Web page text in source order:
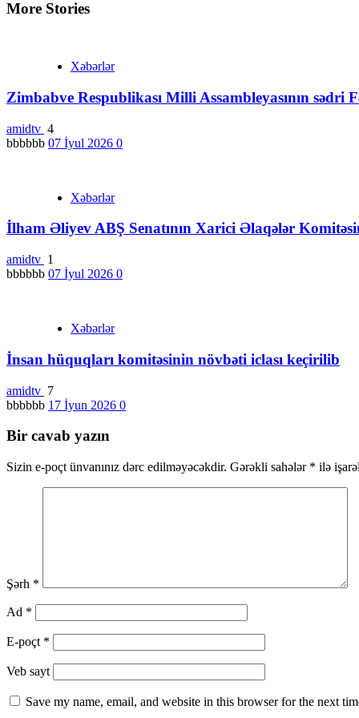
More Stories
Xəbərlər
Zimbabve Respublikası Milli Assambleyasının sədri
amidtv 4
bbbbbb 07 İyul 2026 0
Xəbərlər
İlham Əliyev ABŞ Senatının Xarici Əlaqələr
amidtv 1
bbbbbb 07 İyul 2026 0
Xəbərlər
İnsan hüquqları komitəsinin növbəti iclası keçirilib
amidtv 7
bbbbbb 17 İyun 2026 0
Bir cavab yazın
Sizin e-poçt ünvanınız dərc edilməyəcəkdir. Gərəkli sahələr * ilə
Şərh *
Ad *
E-poçt *
Veb sayt
Save my name, email, and website in this browser for the next